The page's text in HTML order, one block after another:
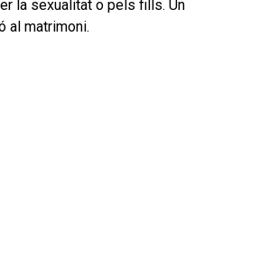
la sexualitat o pels fills. Un
al matrimoni.